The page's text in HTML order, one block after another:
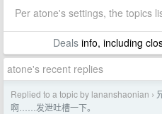
Per atone's settings, the topics
Dealsinfo, including
atone's recent replies
Replied to a topic by lananshaonian ›
啊……发泄吐槽一下。